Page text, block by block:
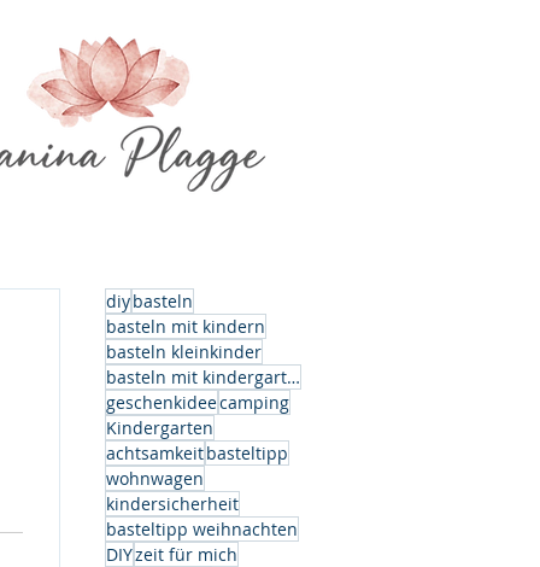
diybasteln
basteln mit kindern
basteln kleinkinder
basteln mit kindergartenkindern
geschenkideecamping
Kindergarten
achtsamkeitbasteltipp
wohnwagen
kindersicherheit
basteltipp weihnachten
DIYzeit für mich